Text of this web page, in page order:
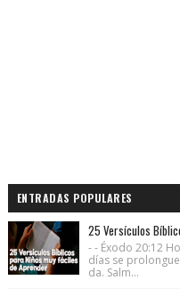
ENTRADAS POPULARES
25 Versículos
- - Éxodo 20:12
días se
da. Salm...